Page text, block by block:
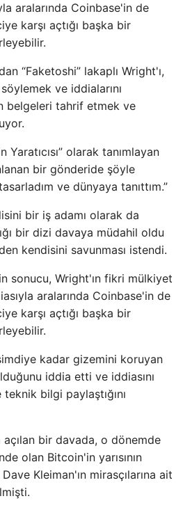
aralarında Coinbase'in de
karşı açtığı başka bir
“Faketoshi” lakaplı Wright'ı,
ve iddialarını
belgeleri tahrif etmek ve
olarak tanımlayan
bir gönderide şöyle
ve dünyaya tanıttım.”
bir iş adamı olarak da
bir dizi davaya müdahil oldu
kendisini savunması istendi.
sonucu, Wright'ın fikri mülkiyet
aralarında Coinbase'in de
karşı açtığı başka bir
kadar gizemini koruyan
iddia etti ve iddiasını
bilgi paylaştığını
açılan bir davada, o dönemde
olan Bitcoin'in yarısının
Kleiman'ın mirasçılarına ait